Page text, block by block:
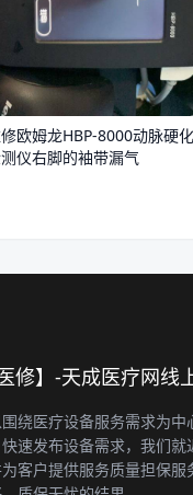
欧姆龙HBP-8000动脉硬化
仪右脚的袖带漏气
医修】-天成医疗网线
绕医疗设备服务需求为
速发布设备需求，我们
客户提供服务质量担保